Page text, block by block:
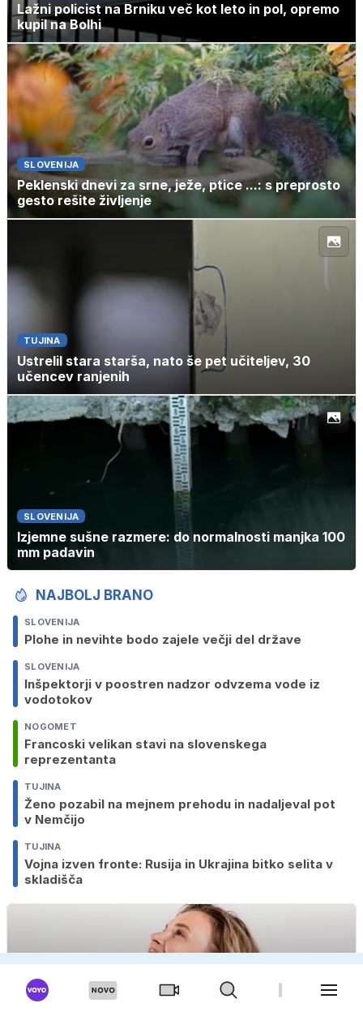
Lažni policist na Brniku več kot leto in pol, opremo
kupil na Bolhi
SLOVENIJA
Peklenski dnevi za srne, ježe, ptice ...: s preprosto
gesto rešite življenje
TUJINA
Ustrelil stara starša, nato še pet učiteljev, 30
učencev ranjenih
SLOVENIJA
Izjemne sušne razmere: do normalnosti manjka 100
mm padavin
NAJBOLJ BRANO
SLOVENIJA
Plohe in nevihte bodo zajele večji del države
SLOVENIJA
Inšpektorji v poostren nadzor odvzema vode iz
vodotokov
NOGOMET
Francoski velikan stavi na slovenskega
reprezentanta
TUJINA
Ženo pozabil na mejnem prehodu in nadaljeval pot
v Nemčijo
TUJINA
Vojna izven fronte: Rusija in Ukrajina bitko selita v
skladišča